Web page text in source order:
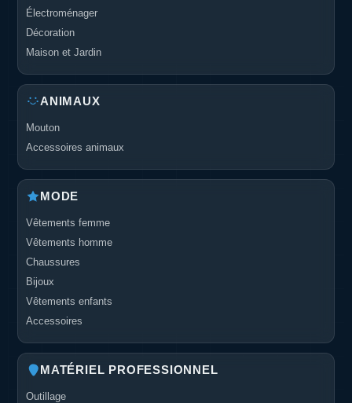
Électroménager
Décoration
Maison et Jardin
ANIMAUX
Mouton
Accessoires animaux
MODE
Vêtements femme
Vêtements homme
Chaussures
Bijoux
Vêtements enfants
Accessoires
MATÉRIEL PROFESSIONNEL
Outillage